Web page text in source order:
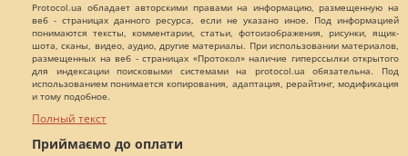
Protocol.ua обладает авторскими правами на информацию, размещенную на
веб - страницах данного ресурса, если не указано иное. Под информацией
понимаются тексты, комментарии, статьи, фотоизображения, рисунки, ящик-
шота, сканы, видео, аудио, другие материалы. При использовании материалов,
размещенных на веб - страницах «Протокол» наличие гиперссылки открытого
для индексации поисковыми системами на protocol.ua обязательна. Под
использованием понимается копирования, адаптация, рерайтинг, модификация
и тому подобное.
Полный текст
Приймаємо до оплати